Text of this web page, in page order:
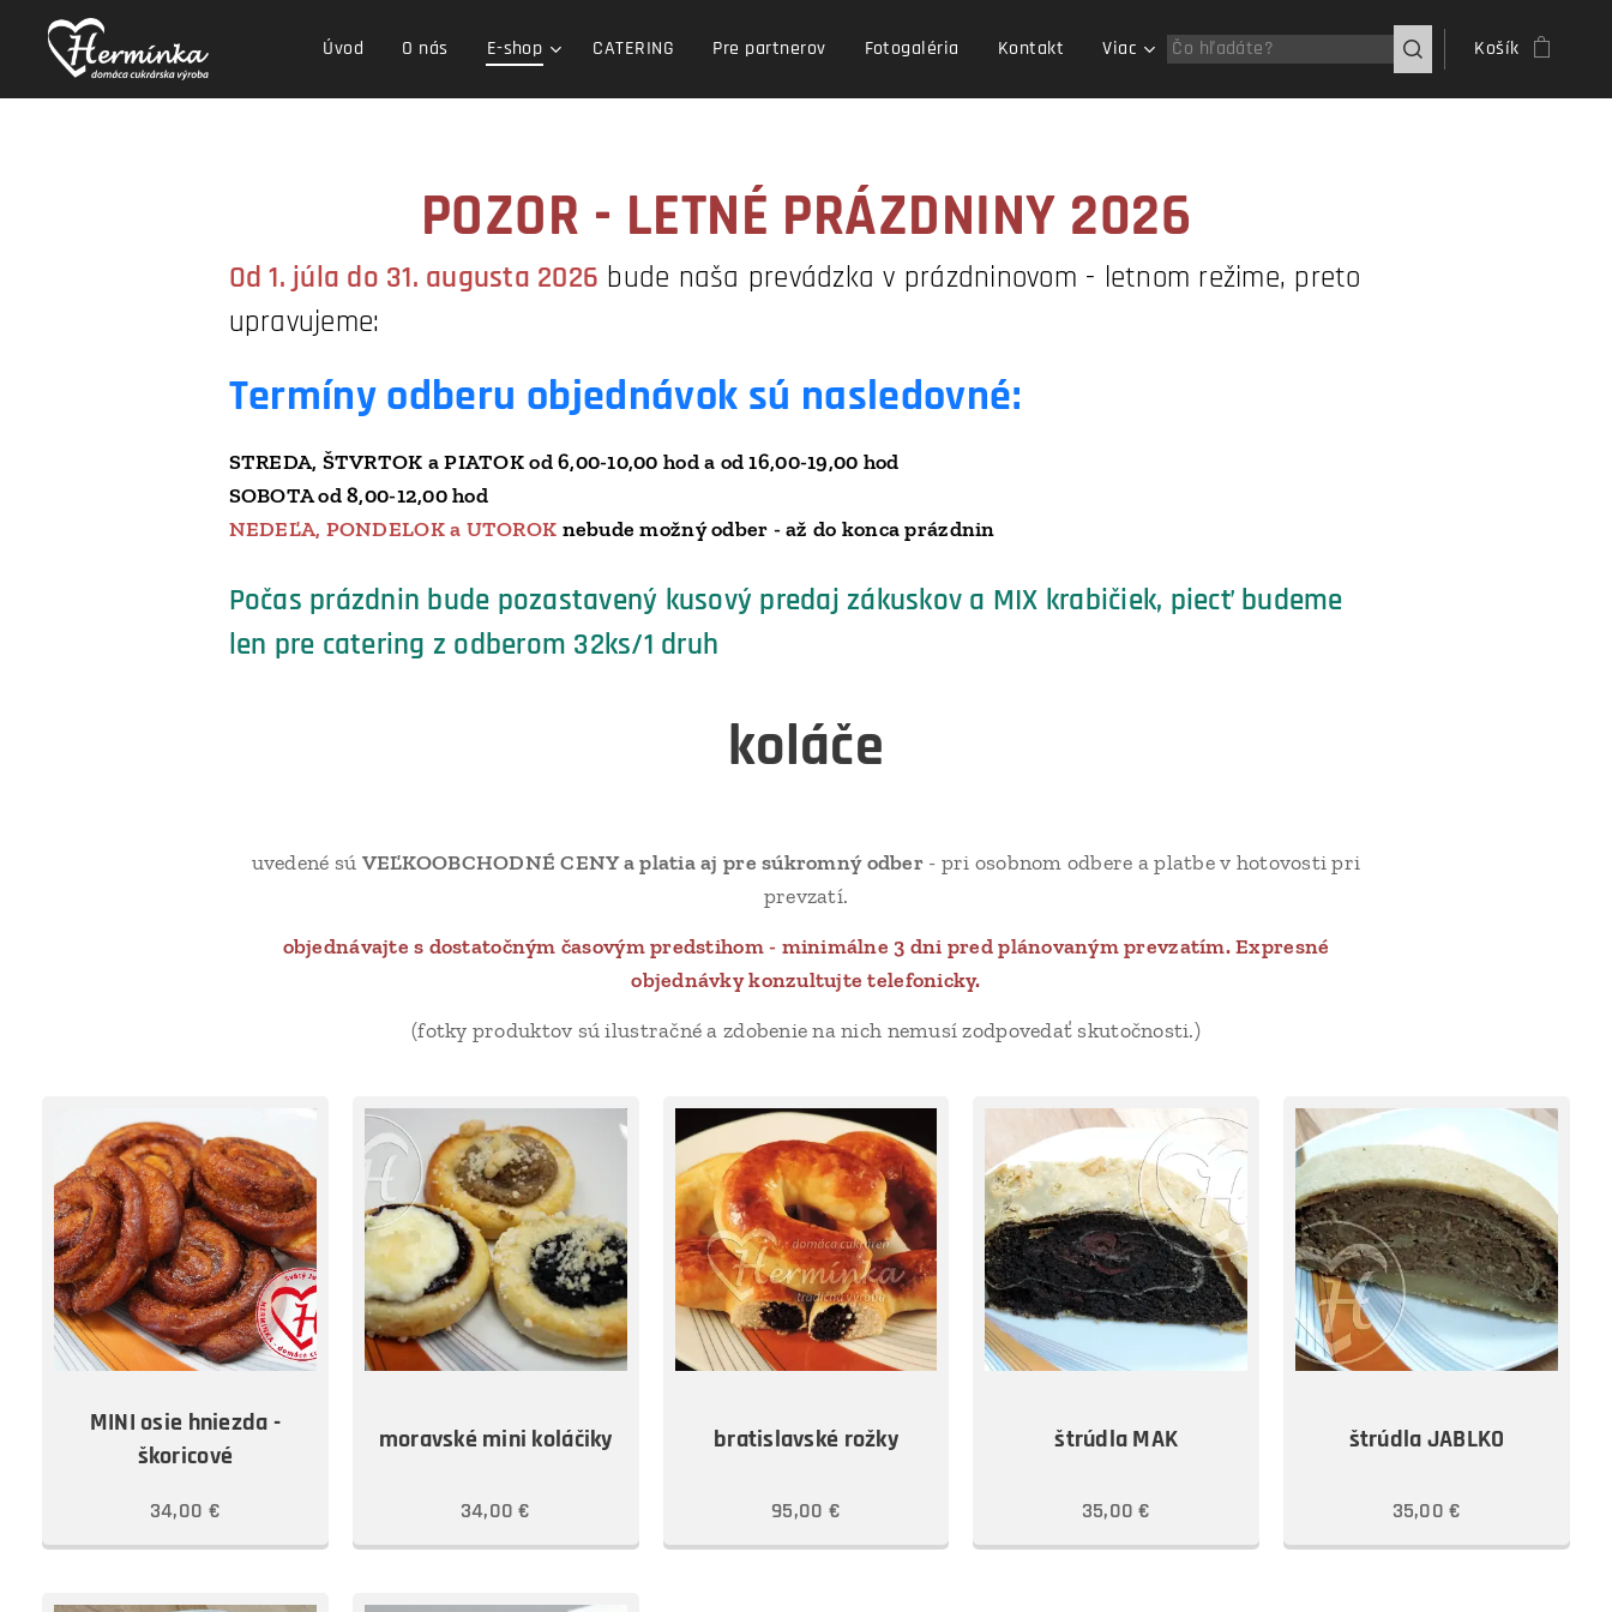
Úvod O nás E-shop CATERING Pre partnerov Fotogaléria Kontakt Viac Košík
POZOR - LETNÉ PRÁZDNINY 2026
Od 1. júla do 31. augusta 2026 bude naša prevádzka v prázdninovom - letnom režime, preto
upravujeme:
Termíny odberu objednávok sú nasledovné:
STREDA, ŠTVRTOK a PIATOK od 6,00-10,00 hod a od 16,00-19,00 hod
SOBOTA od 8,00-12,00 hod
NEDEĽA, PONDELOK a UTOROK nebude možný odber - až do konca prázdnin
Počas prázdnin bude pozastavený kusový predaj zákuskov a MIX krabičiek, piecť budeme
len pre catering z odberom 32ks/1 druh
koláče
uvedené sú VEĽKOOBCHODNÉ CENY a platia aj pre súkromný odber - pri osobnom odbere a platbe v hotovosti pri
prevzatí.
objednávajte s dostatočným časovým predstihom - minimálne 3 dni pred plánovaným prevzatím. Expresné
objednávky konzultujte telefonicky.
(fotky produktov sú ilustračné a zdobenie na nich nemusí zodpovedať skutočnosti.)
MINI osie hniezda -
škoricové
34,00 €
moravské mini koláčiky
34,00 €
bratislavské rožky
95,00 €
štrúdla MAK
35,00 €
štrúdla JABLKO
35,00 €